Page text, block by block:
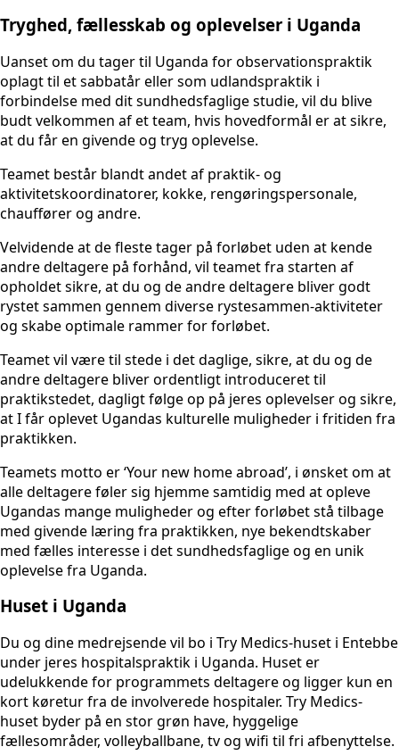
Tryghed, fællesskab og oplevelser i Uganda
Uanset om du tager til Uganda for observationspraktik
oplagt til et sabbatår eller som udlandspraktik i
forbindelse med dit sundhedsfaglige studie, vil du blive
budt velkommen af et team, hvis hovedformål er at sikre,
at du får en givende og tryg oplevelse.
Teamet består blandt andet af praktik- og
aktivitetskoordinatorer, kokke, rengøringspersonale,
chauffører og andre.
Velvidende at de fleste tager på forløbet uden at kende
andre deltagere på forhånd, vil teamet fra starten af
opholdet sikre, at du og de andre deltagere bliver godt
rystet sammen gennem diverse rystesammen-aktiviteter
og skabe optimale rammer for forløbet.
Teamet vil være til stede i det daglige, sikre, at du og de
andre deltagere bliver ordentligt introduceret til
praktikstedet, dagligt følge op på jeres oplevelser og sikre,
at I får oplevet Ugandas kulturelle muligheder i fritiden fra
praktikken.
Teamets motto er ‘Your new home abroad’, i ønsket om at
alle deltagere føler sig hjemme samtidig med at opleve
Ugandas mange muligheder og efter forløbet stå tilbage
med givende læring fra praktikken, nye bekendtskaber
med fælles interesse i det sundhedsfaglige og en unik
oplevelse fra Uganda.
Huset i Uganda
Du og dine medrejsende vil bo i Try Medics-huset i Entebbe
under jeres hospitalspraktik i Uganda. Huset er
udelukkende for programmets deltagere og ligger kun en
kort køretur fra de involverede hospitaler. Try Medics-
huset byder på en stor grøn have, hyggelige
fællesområder, volleyballbane, tv og wifi til fri afbenyttelse.